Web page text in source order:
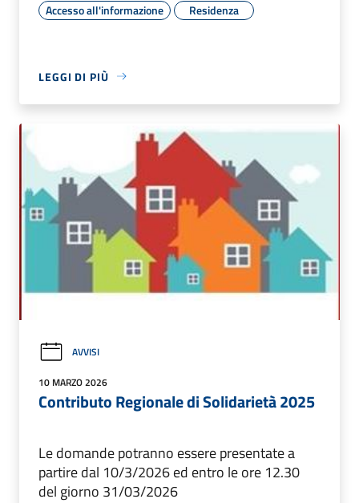
Accesso all'informazione Residenza
LEGGI DI PIÙ
AVVISI
10 MARZO 2026
Contributo Regionale di Solidarietà 2025
Le domande potranno essere presentate a
partire dal 10/3/2026 ed entro le ore 12.30
del giorno 31/03/2026